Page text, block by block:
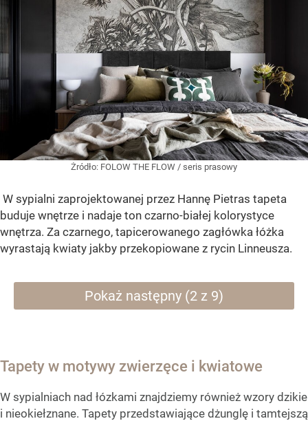
Żródło: FOLOW THE FLOW / seris prasowy
W sypialni zaprojektowanej przez Hannę Pietras tapeta
buduje wnętrze i nadaje ton czarno-białej kolorystyce
wnętrza. Za czarnego, tapicerowanego zagłówka łóżka
wyrastają kwiaty jakby przekopiowane z rycin Linneusza.
Pokaż następny (2 z 9)
Tapety w motywy zwierzęce i kwiatowe
W sypialniach nad łózkami znajdziemy również wzory dzikie
i nieokiełznane. Tapety przedstawiające dżunglę i tamtejszą